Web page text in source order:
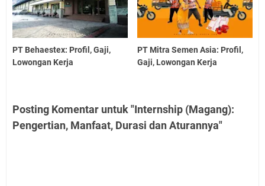
PT Behaestex: Profil, Gaji,
Lowongan Kerja
PT Mitra Semen Asia: Profil,
Gaji, Lowongan Kerja
Posting Komentar untuk "Internship (Magang):
Pengertian, Manfaat, Durasi dan Aturannya"